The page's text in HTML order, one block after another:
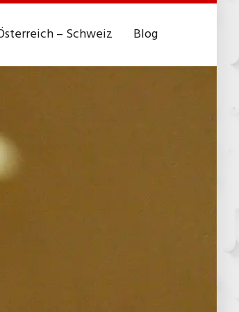
– Schweiz Blog